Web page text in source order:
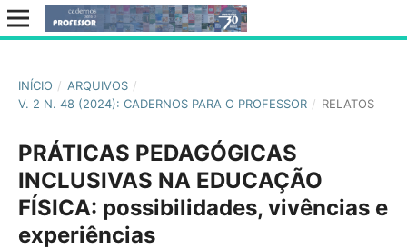
INÍCIO / ARQUIVOS /
V. 2 N. 48 (2024): CADERNOS PARA O PROFESSOR / RELATOS
PRÁTICAS PEDAGÓGICAS
INCLUSIVAS NA EDUCAÇÃO
FÍSICA: possibilidades, vivências e
experiências